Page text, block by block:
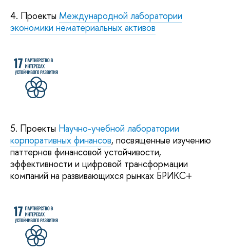
4. Проекты Международной лаборатории
экономики нематериальных активов
5. Проекты Научно-учебной лаборатории
корпоративных финансов, посвященные изучению
паттернов финансовой устойчивости,
эффективности и цифровой трансформации
компаний на развивающихся рынках БРИКС+